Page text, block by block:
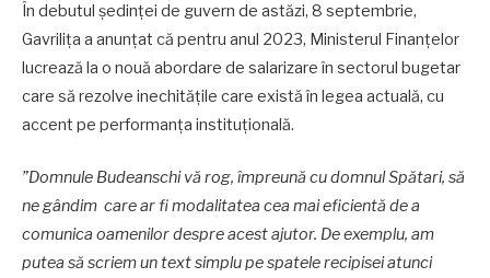
În debutul ședinței de guvern de astăzi, 8 septembrie,
Gavrilița a anunțat că pentru anul 2023, Ministerul Finanțelor
lucrează la o nouă abordare de salarizare în sectorul bugetar
care să rezolve inechitățile care există în legea actuală, cu
accent pe performanța instituțională.
”Domnule Budeanschi vă rog, împreună cu domnul Spătari, să
ne gândim care ar fi modalitatea cea mai eficientă de a
comunica oamenilor despre acest ajutor. De exemplu, am
putea să scriem un text simplu pe spatele recipisei atunci